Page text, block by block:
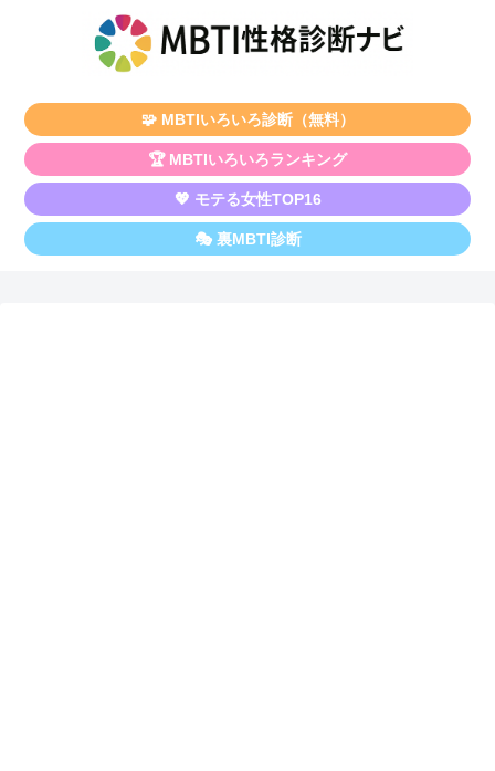
🧩 MBTIいろいろ診断（無料）
🏆 MBTIいろいろランキング
💖 モテる女性TOP16
🎭 裏MBTI診断